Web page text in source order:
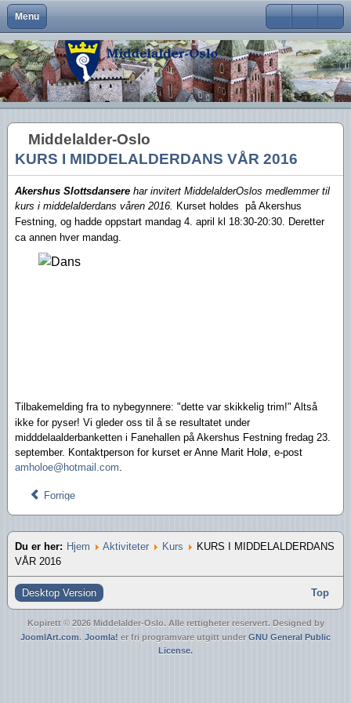
Menu Close
Om Middelalder-Oslo
Hva er Middelalder-Oslo?
Hva vi vil
Aktiviteter
Middelalderbyen i dag
Oslo i middelalderen
Lederartikler
Medlemsfordeler og faste arrangementer
Vedtekter
Foreningens navn og logo
Gangvaktprisen
Styremedlemmer
Kontakt oss
Kontaktinfo
Formål
Visjon
Handlingsplan
Middelalderbyens framtid
Uttalelser
Møter og foredrag
Våre arrangementer
Medlemsturer
Andres arrangementer
Gjennomførte arrangementer
Gjennomførte turer
Middelalderbeltet
Middelalderparken
Presse
Middelalderbyen
Dagligliv
Arkeologiske funn
Ny viten
Medlemsblad
Brukernavn
Passord
Husk meg
Glemt ditt passord?
Glemt ditt brukernavn?
Middelalder-Oslo
KURS I MIDDELALDERDANS VÅR 2016
Akershus Slottsdansere har invitert MiddelalderOslos medlemmer til
kurs i middelalderdans våren 2016. Kurset holdes på Akershus
Festning, og hadde oppstart mandag 4. april kl 18:30-20:30. Deretter
ca annen hver mandag.
Tilbakemelding fra to nybegynnere: "dette var skikkelig trim!" Altså
ikke for pyser! Vi gleder oss til å se resultatet under
midddelaalderbanketten i Fanehallen på Akershus Festning fredag 23.
september. Kontaktperson for kurset er Anne Marit Holø, e-post
amholoe@hotmail.com.
Forrige
Du er her: Hjem Aktiviteter Kurs
KURS I MIDDELALDERDANS
VÅR 2016
Desktop Version Top
Kopirett © 2026 Middelalder-Oslo. Alle rettigheter reservert. Designed by
JoomlArt.com. Joomla! er fri programvare utgitt under GNU General Public
License.